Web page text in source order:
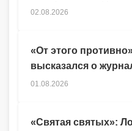
02.08.2026
«От этого
высказался о
01.08.2026
«Святая святых»: